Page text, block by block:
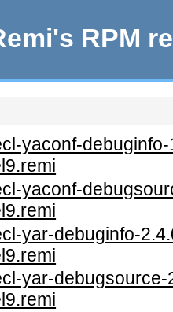
RPM
yaconf-
yaconf-
yar-debuginfo-
yar-debugsource-